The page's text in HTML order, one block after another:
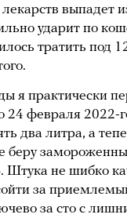
выпадет
ударит по
тратить под
я практически
24 февраля 2022-
два литра, а
беру
Штука не шибко
за
за сто с